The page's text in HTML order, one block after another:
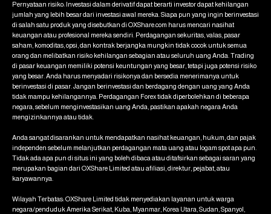
Pernyataan risiko: Investasi dalam derivatif dapat berarti investor dapat kehilangan
jumlah yang lebih besar dari investasi awal mereka. Siapa pun yang ingin berinvestasi
di salah satu produk yang disebutkan di OXShare.com harus mencari nasihat
keuangan atau profesional mereka sendiri. Perdagangan sekuritas, valas, pasar
saham, komoditas, opsi, dan kontrak berjangka mungkin tidak cocok untuk semua
orang dan melibatkan risiko kehilangan sebagian atau seluruh uang Anda. Trading
di pasar keuangan memiliki potensi keuntungan yang besar, tetapi juga potensi risiko
yang besar. Anda harus menyadari risikonya dan bersedia menerimanya untuk
berinvestasi di pasar. Jangan berinvestasi dan berdagang dengan uang yang Anda
tidak mampu kehilangannya. Perdagangan Forex tidak diperbolehkan di beberapa
negara, sebelum menginvestasikan uang Anda, pastikan apakah negara Anda
mengizinkannya atau tidak.
Anda sangat disarankan untuk mendapatkan nasihat keuangan, hukum, dan pajak
independen sebelum melanjutkan perdagangan mata uang atau logam spot apa pun.
Tidak ada apa pun di situs ini yang boleh dibaca atau ditafsirkan sebagai saran yang
merupakan bagian dari OXShare Limited atau afiliasi, direktur, pejabat, atau
karyawannya.
Wilayah Terbatas: OXShare Limited tidak menyediakan layanan untuk warga
negara/penduduk Amerika Serikat, Kuba, Myanmar, Korea Utara, Sudan, Spanyol,